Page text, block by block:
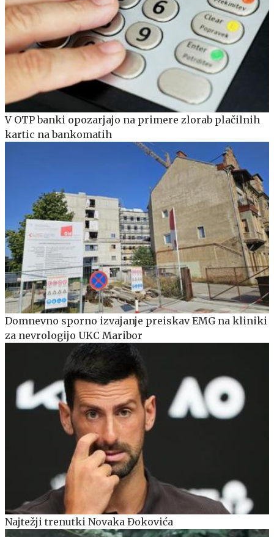
V OTP banki opozarjajo na primere zlorab plačilnih
kartic na bankomatih
Domnevno sporno izvajanje preiskav EMG na kliniki
za nevrologijo UKC Maribor
Najtežji trenutki Novaka Đokovića